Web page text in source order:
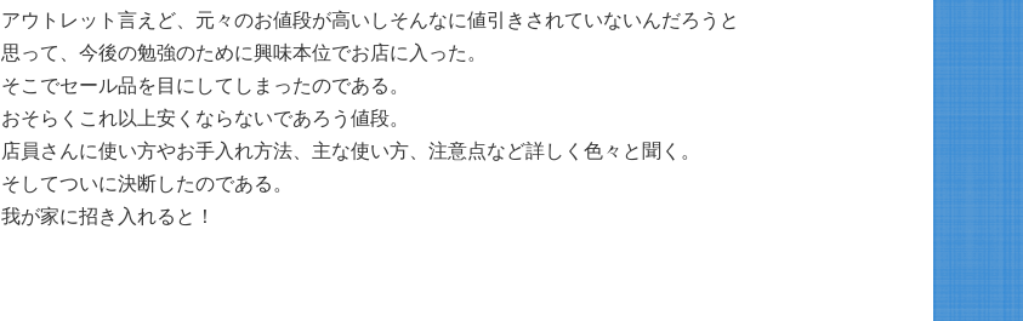
アウトレット言えど、元々のお値段が高いしそんなに値引きされていないんだろうと
思って、今後の勉強のために興味本位でお店に入った。
そこでセール品を目にしてしまったのである。
おそらくこれ以上安くならないであろう値段。
店員さんに使い方やお手入れ方法、主な使い方、注意点など詳しく色々と聞く。
そしてついに決断したのである。
我が家に招き入れると！